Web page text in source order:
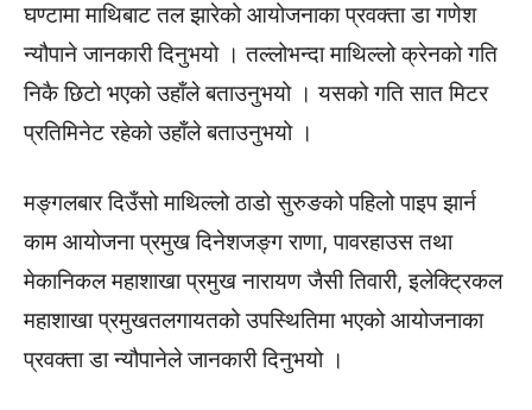
घण्टामा माथिबाट तल झारेको आयोजनाका प्रवक्ता डा गणेश
न्यौपाने जानकारी दिनुभयो । तल्लोभन्दा माथिल्लो क्रेनको गति
निकै छिटो भएको उहाँले बताउनुभयो । यसको गति सात मिटर
प्रतिमिनेट रहेको उहाँले बताउनुभयो ।
मङ्गलबार दिउँसो माथिल्लो ठाडो सुरुङको पहिलो पाइप झार्न
काम आयोजना प्रमुख दिनेशजङ्ग राणा, पावरहाउस तथा
मेकानिकल महाशाखा प्रमुख नारायण जैसी तिवारी, इलेक्ट्रिकल
महाशाखा प्रमुखतलगायतको उपस्थितिमा भएको आयोजनाका
प्रवक्ता डा न्यौपानेले जानकारी दिनुभयो ।